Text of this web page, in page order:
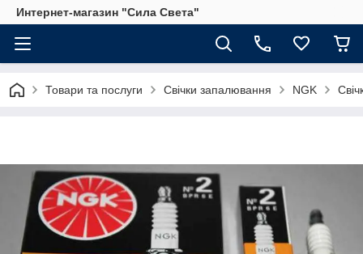
Интернет-магазин "Сила Света"
Товари та послуги Свічки запалювання NGK